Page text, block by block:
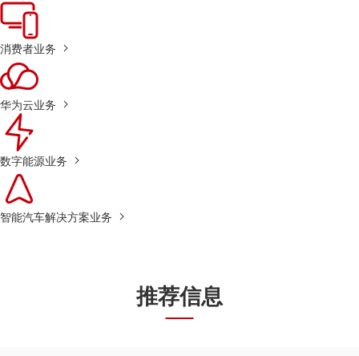
消费者业务
华为云业务
数字能源业务
智能汽车解决方案业务
推荐信息